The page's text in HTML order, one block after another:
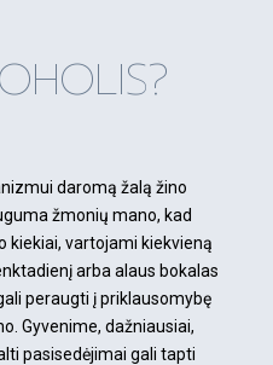
daromą žalą žino
žmonių mano, kad
kiekiai, vartojami kiekvieną
arba alaus bokalas
peraugti į priklausomybę
Gyvenime, dažniausiai,
pasisedėjimai gali tapti